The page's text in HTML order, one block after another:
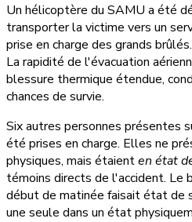
Un hélicoptère du SAMU a été
transporter la victime vers un
prise en charge des grands
La rapidité de l'évacuation
blessure thermique étendue,
chances de survie.
Six autres personnes présentes
été prises en charge. Elles ne
physiques, mais étaienten état
témoins directs de l'accident. Le
début de matinée faisait état de
une seule dans un état